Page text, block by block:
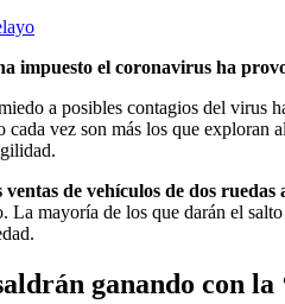
impuesto el coronavirus ha
a posibles contagios del virus
cada vez son más los que exploran
ventas de vehículos de dos
La mayoría de los que darán el
ganando con la